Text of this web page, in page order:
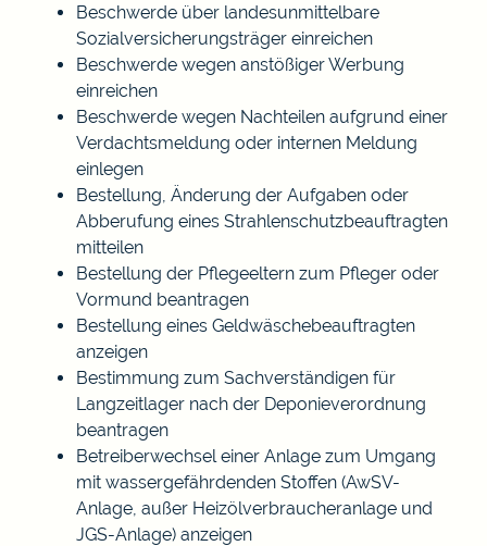
Beschwerde über landesunmittelbare
Sozialversicherungsträger einreichen
Beschwerde wegen anstößiger Werbung
einreichen
Beschwerde wegen Nachteilen aufgrund einer
Verdachtsmeldung oder internen Meldung
einlegen
Bestellung, Änderung der Aufgaben oder
Abberufung eines Strahlenschutzbeauftragten
mitteilen
Bestellung der Pflegeeltern zum Pfleger oder
Vormund beantragen
Bestellung eines Geldwäschebeauftragten
anzeigen
Bestimmung zum Sachverständigen für
Langzeitlager nach der Deponieverordnung
beantragen
Betreiberwechsel einer Anlage zum Umgang
mit wassergefährdenden Stoffen (AwSV-
Anlage, außer Heizölverbraucheranlage und
JGS-Anlage) anzeigen